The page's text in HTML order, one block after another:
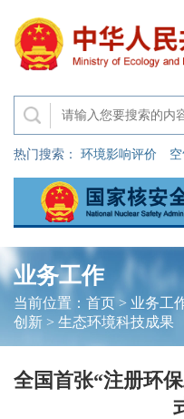
热门搜索： 环境影响评价
业务工作
当前位置： 首页> 业务工
创新> 生态环境科技成果
全国首张“注册环